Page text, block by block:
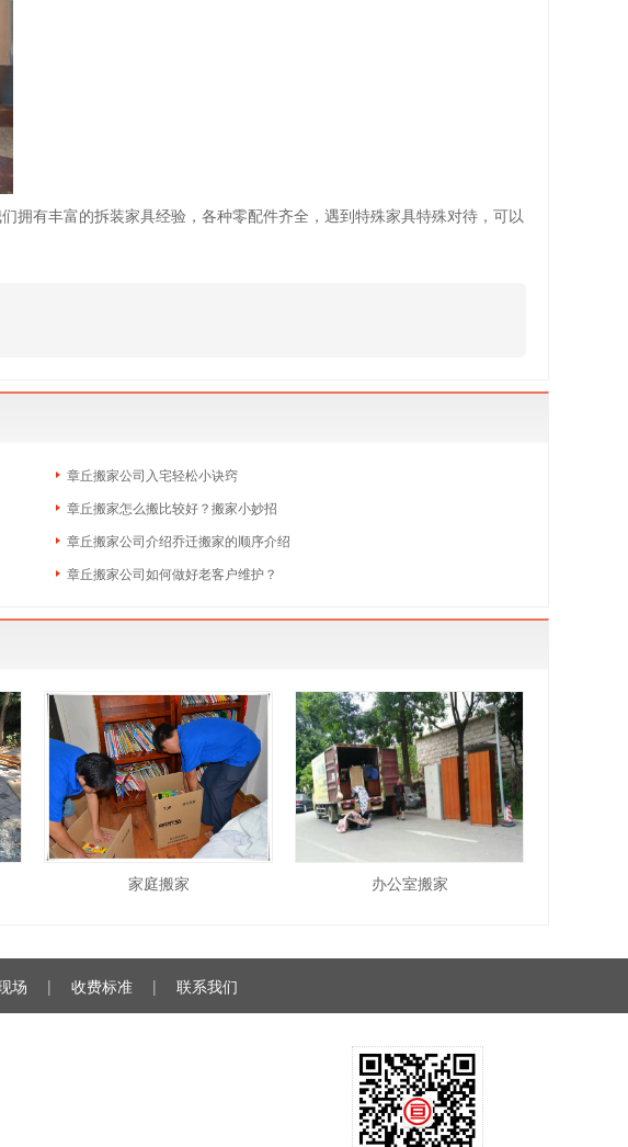
拥有丰富的拆装家具经验，各种零配件齐全，遇到特殊家具特殊对待，可以
章丘搬家公司入宅轻松小诀窍
章丘搬家怎么搬比较好？搬家小妙招
章丘搬家公司介绍乔迁搬家的顺序介绍
章丘搬家公司如何做好老客户维护？
家庭搬家 办公室搬家
场 | 收费标准 | 联系我们